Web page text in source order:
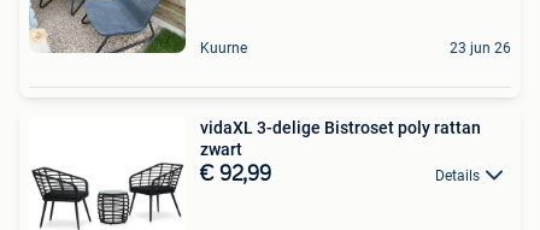
Kuurne 23 jun 26
vidaXL 3-delige Bistroset poly rattan
zwart
€ 92,99 Details